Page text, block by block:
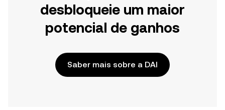
desbloqueie um maior
potencial de ganhos
Saber mais sobre a DAI